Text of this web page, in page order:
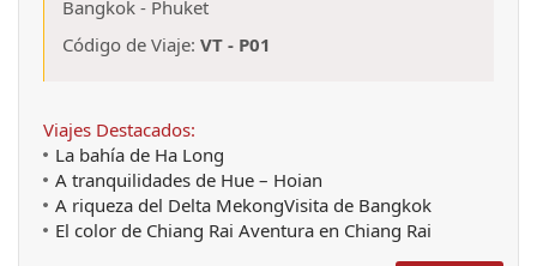
Bangkok - Phuket
Código de Viaje: VT - P01
Viajes Destacados:
La bahía de Ha Long
A tranquilidades de Hue – Hoian
A riqueza del Delta MekongVisita de Bangkok
El color de Chiang Rai Aventura en Chiang Rai